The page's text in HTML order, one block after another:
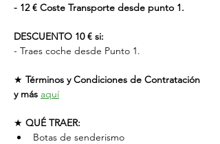
- 12 € Coste Transporte desde punto 1.
DESCUENTO 10 € si:
- Traes coche desde Punto 1.
★ Términos y Condiciones de Contratación
y más aquí
★ QUÉ TRAER:
Botas de senderismo